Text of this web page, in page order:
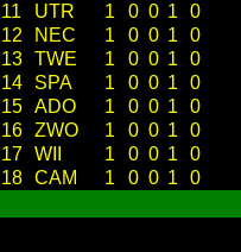
11
UTR 1 0 0 1
0
12
NEC 1 0 0 1
0
13 TWE 1 0 0 1
0
14
SPA 1 0 0 1
0
15 ADO 1 0 0 1
0
16 ZWO 1 0 0 1
0
17 WII 1 0 0 1
0
18 CAM 1 0 0 1 0